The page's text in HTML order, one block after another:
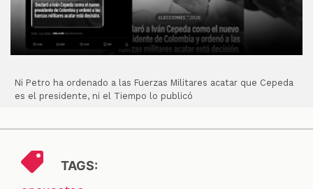
Ni Petro ha ordenado a las Fuerzas Militares acatar que Cepeda
es el presidente, ni el Tiempo lo publicó
TAGS: